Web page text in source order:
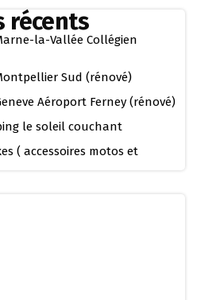
récents
la-Vallée Collégien
Sud (rénové)
Aéroport Ferney (rénové)
le soleil couchant
( accessoires motos et